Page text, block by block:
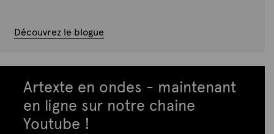
Découvrez le blogue
Artexte en ondes - maintenant
en ligne sur notre chaine
Youtube !